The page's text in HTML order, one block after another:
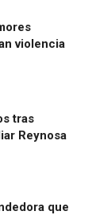
violencia
tras
Reynosa
que